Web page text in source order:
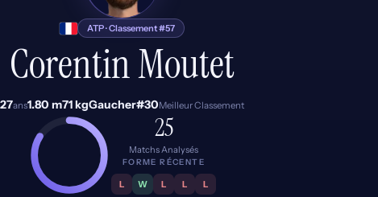
ATP · Classement #57
Corentin Moutet
27ans1.80 m71 kgGaucher#30Meilleur Classement
25
Matchs Analysés
FORME RÉCENTE
L W L L L